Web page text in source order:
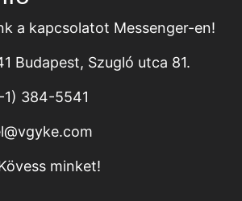
a kapcsolatot Messenger-en!
Budapest, Szugló utca 81.
1) 384-5541
minket!